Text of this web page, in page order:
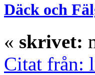
Däck och
« skrivet:
Citat från: